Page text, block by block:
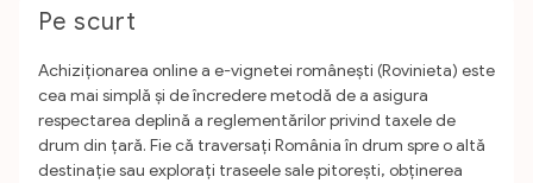
Pe scurt
Achiziționarea online a e-vignetei românești (Rovinieta) este
cea mai simplă și de încredere metodă de a asigura
respectarea deplină a reglementărilor privind taxele de
drum din țară. Fie că traversați România în drum spre o altă
destinație sau explorați traseele sale pitorești, obținerea